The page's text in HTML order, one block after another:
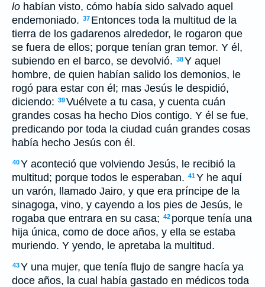
lo habían visto, cómo había sido salvado aquel
endemoniado. 37 Entonces toda la multitud de la
tierra de los gadarenos alrededor, le rogaron que
se fuera de ellos; porque tenían gran temor. Y él,
subiendo en el barco, se devolvió. 38Y aquel
hombre, de quien habían salido los demonios, le
rogó para estar con él; mas Jesús le despidió,
diciendo: 39Vuélvete a tu casa, y cuenta cuán
grandes cosas ha hecho Dios contigo. Y él se fue,
predicando por toda la ciudad cuán grandes cosas
había hecho Jesús con él.
40Y aconteció que volviendo Jesús, le recibió la
multitud; porque todos le esperaban. 41Y he aquí
un varón, llamado Jairo, y que era príncipe de la
sinagoga, vino, y cayendo a los pies de Jesús, le
rogaba que entrara en su casa; 42 porque tenía una
hija única, como de doce años, y ella se estaba
muriendo. Y yendo, le apretaba la multitud.
43Y una mujer, que tenía flujo de sangre hacía ya
doce años, la cual había gastado en médicos toda